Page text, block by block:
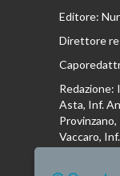
Editore:
Direttore
Redazione:
Asta, Inf.
Vaccaro,